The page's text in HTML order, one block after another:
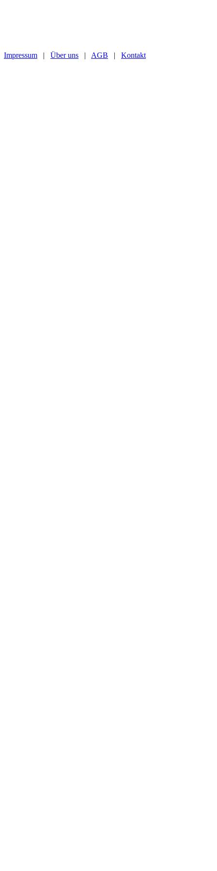
Impressum | Über uns | AGB | Kontakt